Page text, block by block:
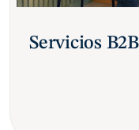
Servicios B2B